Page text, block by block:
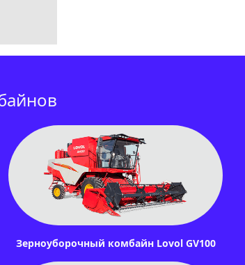
Зерноуборочный комбайн Lovol GV100